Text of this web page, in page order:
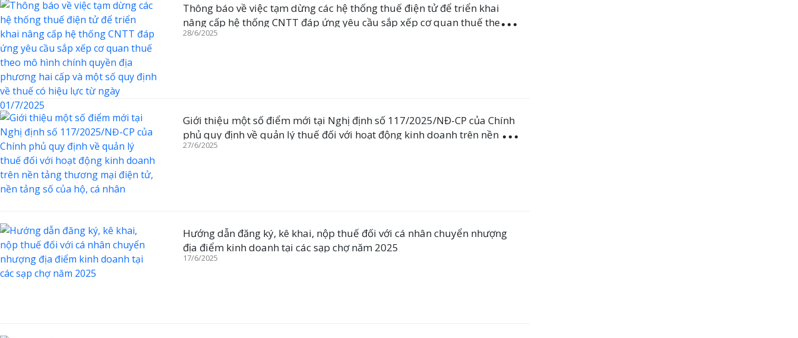
Thông báo về việc tạm dừng các hệ thống thuế điện tử để triển khai
nâng cấp hệ thống CNTT đáp ứng yêu cầu sắp xếp cơ quan thuế theo
mô hình chính quyền địa phương hai cấp và một số quy định về thuế có
28/6/2025
Giới thiệu một số điểm mới tại Nghị định số 117/2025/NĐ-CP của Chính
phủ quy định về quản lý thuế đối với hoạt động kinh doanh trên nền tảng
thương mại điện tử, nền tảng số của hộ, cá nhân
27/6/2025
Hướng dẫn đăng ký, kê khai, nộp thuế đối với cá nhân chuyển nhượng
địa điểm kinh doanh tại các sạp chợ năm 2025
17/6/2025